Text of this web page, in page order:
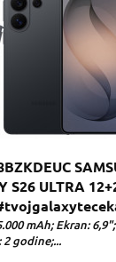
S26 ULTRA
mAh; Ekran: 6,9";
2 godine;...